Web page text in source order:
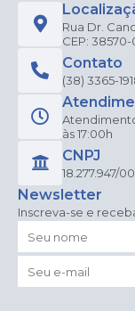
Rua Dr.
CEP:
Contato
(38) 3365-
às 17:00h
CNPJ
18.277.947/
Newsletter
Inscreva-se e